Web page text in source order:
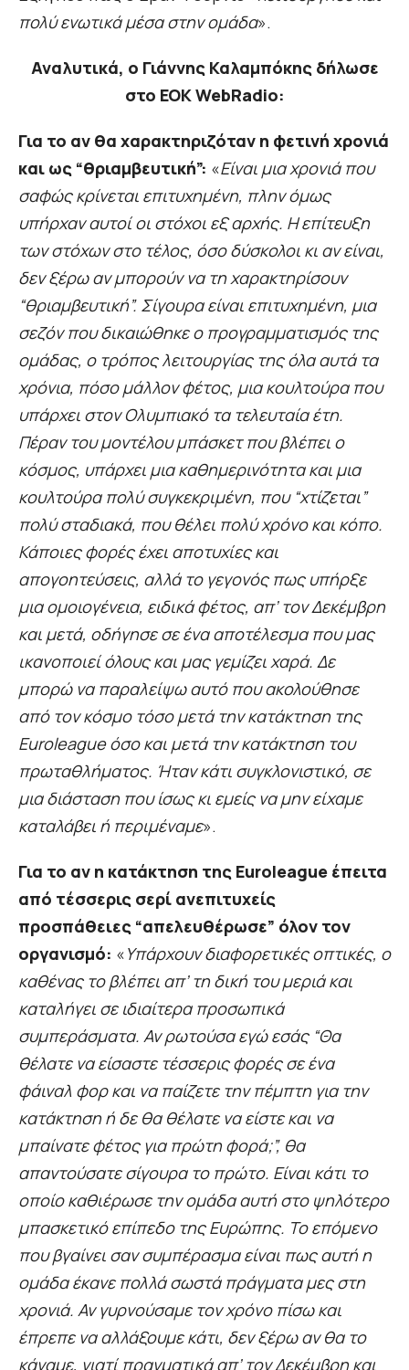
πολύ ενωτικά μέσα στην ομάδα».
Αναλυτικά, ο Γιάννης Καλαμπόκης δήλωσε
στο EOK WebRadio:
Για το αν θα χαρακτηριζόταν η φετινή χρονιά
και ως “θριαμβευτική”: «Είναι μια χρονιά που
σαφώς κρίνεται επιτυχημένη, πλην όμως
υπήρχαν αυτοί οι στόχοι εξ αρχής. Η επίτευξη
των στόχων στο τέλος, όσο δύσκολοι κι αν είναι,
δεν ξέρω αν μπορούν να τη χαρακτηρίσουν
“θριαμβευτική”. Σίγουρα είναι επιτυχημένη, μια
σεζόν που δικαιώθηκε ο προγραμματισμός της
ομάδας, ο τρόπος λειτουργίας της όλα αυτά τα
χρόνια, πόσο μάλλον φέτος, μια κουλτούρα που
υπάρχει στον Ολυμπιακό τα τελευταία έτη.
Πέραν του μοντέλου μπάσκετ που βλέπει ο
κόσμος, υπάρχει μια καθημερινότητα και μια
κουλτούρα πολύ συγκεκριμένη, που “χτίζεται”
πολύ σταδιακά, που θέλει πολύ χρόνο και κόπο.
Κάποιες φορές έχει αποτυχίες και
απογοητεύσεις, αλλά το γεγονός πως υπήρξε
μια ομοιογένεια, ειδικά φέτος, απ’ τον Δεκέμβρη
και μετά, οδήγησε σε ένα αποτέλεσμα που μας
ικανοποιεί όλους και μας γεμίζει χαρά. Δε
μπορώ να παραλείψω αυτό που ακολούθησε
από τον κόσμο τόσο μετά την κατάκτηση της
Euroleague όσο και μετά την κατάκτηση του
πρωταθλήματος. Ήταν κάτι συγκλονιστικό, σε
μια διάσταση που ίσως κι εμείς να μην είχαμε
καταλάβει ή περιμέναμε».
Για το αν η κατάκτηση της Euroleague έπειτα
από τέσσερις σερί ανεπιτυχείς
προσπάθειες “απελευθέρωσε” όλον τον
οργανισμό: «Υπάρχουν διαφορετικές οπτικές, ο
καθένας το βλέπει απ’ τη δική του μεριά και
καταλήγει σε ιδιαίτερα προσωπικά
συμπεράσματα. Αν ρωτούσα εγώ εσάς “Θα
θέλατε να είσαστε τέσσερις φορές σε ένα
φάιναλ φορ και να παίζετε την πέμπτη για την
κατάκτηση ή δε θα θέλατε να είστε και να
μπαίνατε φέτος για πρώτη φορά;”, θα
απαντούσατε σίγουρα το πρώτο. Είναι κάτι το
οποίο καθιέρωσε την ομάδα αυτή στο ψηλότερο
μπασκετικό επίπεδο της Ευρώπης. Το επόμενο
που βγαίνει σαν συμπέρασμα είναι πως αυτή η
ομάδα έκανε πολλά σωστά πράγματα μες στη
χρονιά. Αν γυρνούσαμε τον χρόνο πίσω και
έπρεπε να αλλάξουμε κάτι, δεν ξέρω αν θα το
κάναμε, γιατί πραγματικά απ’ τον Δεκέμβρη και